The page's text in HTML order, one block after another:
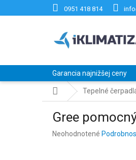
0951 418 814
Garancia najnižšej ceny
DomovTepelné
Gree
Priemerné
Neohodnotené